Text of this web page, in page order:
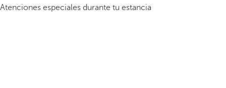
Atenciones especiales durante tu estancia